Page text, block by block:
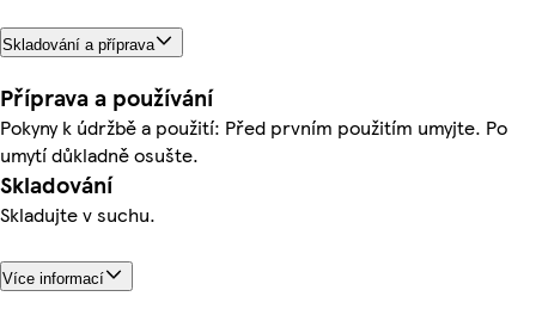
Skladování a příprava
Příprava a používání
Pokyny k údržbě a použití: Před prvním použitím umyjte. Po
umytí důkladně osušte.
Skladování
Skladujte v suchu.
Více informací